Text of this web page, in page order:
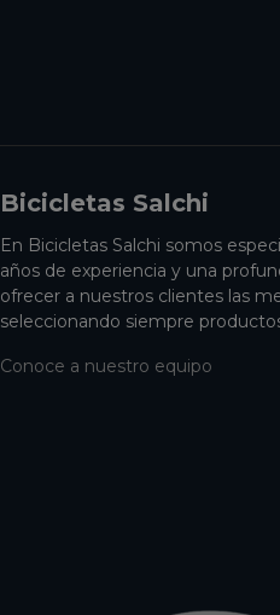
Bicicletas Salchi
En Bicicletas Salchi somos
años de experiencia y una
ofrecer a nuestros clientes las
seleccionando siempre
Conoce a nuestro equipo